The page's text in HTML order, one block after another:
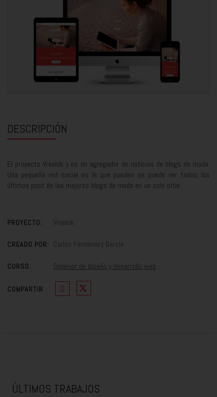
DESCRIPCIÓN
El proyecto Vreelok y es un agregador de noticias de blogs de moda.
Una pequeña red social es la que puedes se puede ver todos los
últimos post de las mejores blogs de moda en un solo sitio.
PROYECTO: Vreelok
CREADO POR: Carlos Fernández García
CURSO: Superior de diseño y desarrollo web
COMPARTIR
ÚLTIMOS TRABAJOS